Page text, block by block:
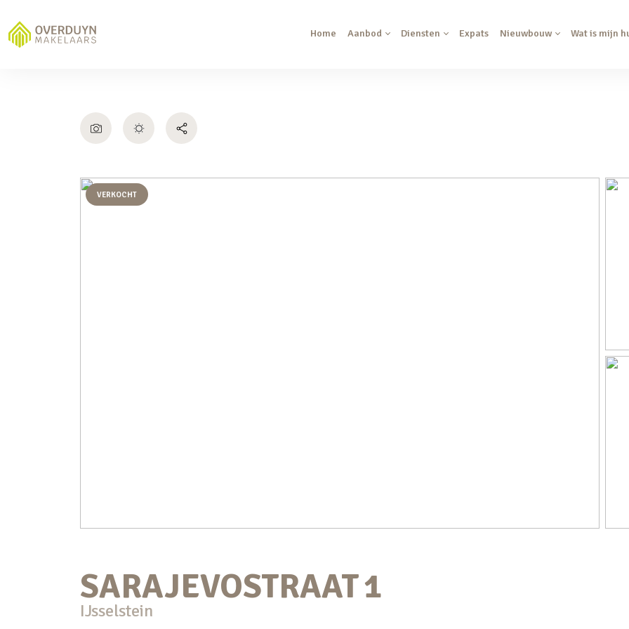
Home Aanbod Diensten Expats Nieuwbouw Wat is mijn
VERKOCHT
SARAJEVOSTRAAT1
IJsselstein